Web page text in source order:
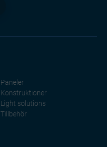
Paneler
Konstruktioner
Light solutions
Tillbehör